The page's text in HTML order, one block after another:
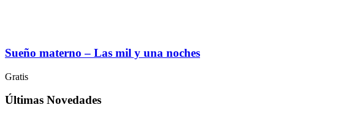
Sueño materno – Las mil y una noches
Gratis
Últimas Novedades